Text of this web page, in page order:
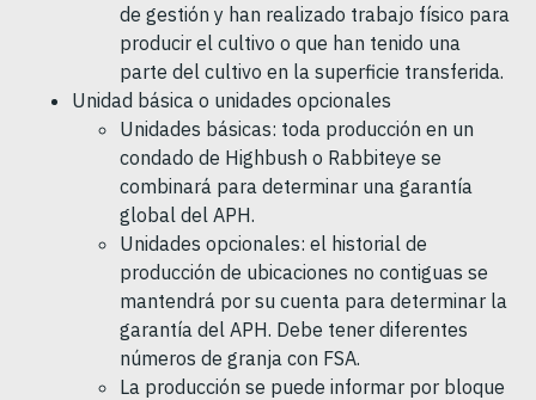
de gestión y han realizado trabajo físico para
producir el cultivo o que han tenido una
parte del cultivo en la superficie transferida.
Unidad básica o unidades opcionales
Unidades básicas: toda producción en un
condado de Highbush o Rabbiteye se
combinará para determinar una garantía
global del APH.
Unidades opcionales: el historial de
producción de ubicaciones no contiguas se
mantendrá por su cuenta para determinar la
garantía del APH. Debe tener diferentes
números de granja con FSA.
La producción se puede informar por bloque